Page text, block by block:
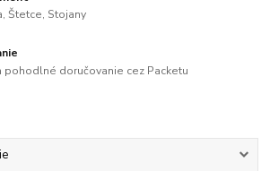
Štetce, Stojany
pohodlné doručovanie cez Packetu